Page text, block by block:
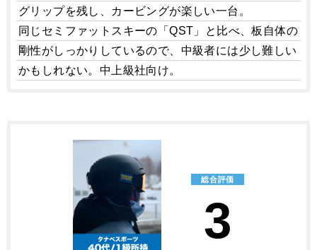
グリップを残し、カービングが楽しい一台。
同じセミファットスキーの「QST」と比べ、板自体の
剛性がしっかりしているので、中級者には少し難しい
かもしれない。中上級社向け。
総合評価
3